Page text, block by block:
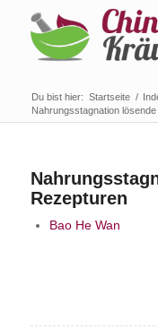
Du bist hier: Startseite /
Nahrungsstagnation
Rezepturen
Bao He Wan